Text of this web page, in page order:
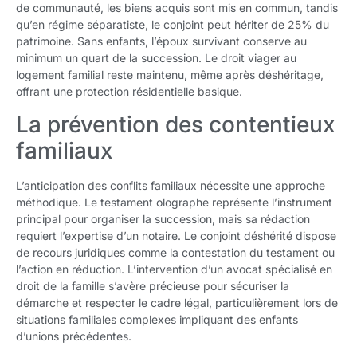
de communauté, les biens acquis sont mis en commun, tandis
qu’en régime séparatiste, le conjoint peut hériter de 25% du
patrimoine. Sans enfants, l’époux survivant conserve au
minimum un quart de la succession. Le droit viager au
logement familial reste maintenu, même après déshéritage,
offrant une protection résidentielle basique.
La prévention des contentieux
familiaux
L’anticipation des conflits familiaux nécessite une approche
méthodique. Le testament olographe représente l’instrument
principal pour organiser la succession, mais sa rédaction
requiert l’expertise d’un notaire. Le conjoint déshérité dispose
de recours juridiques comme la contestation du testament ou
l’action en réduction. L’intervention d’un avocat spécialisé en
droit de la famille s’avère précieuse pour sécuriser la
démarche et respecter le cadre légal, particulièrement lors de
situations familiales complexes impliquant des enfants
d’unions précédentes.